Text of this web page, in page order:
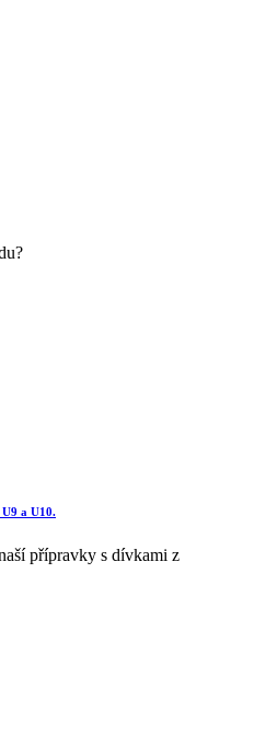
a U10.
přípravky s dívkami z